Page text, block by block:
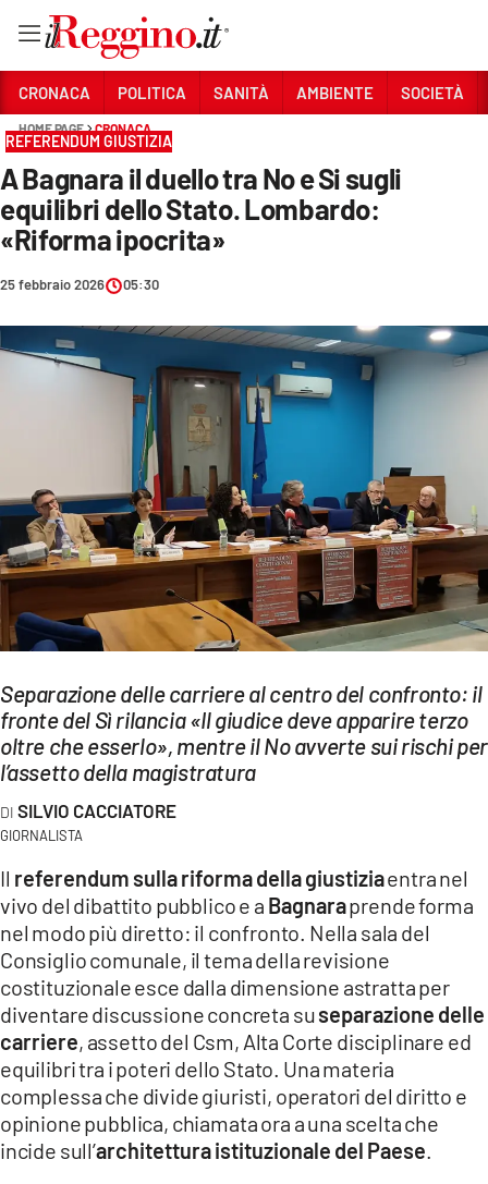
Sezioni
CRONACA
POLITICA
SANITÀ
AMBIENTE
SOCIETÀ
ECONOMIA E LAVORO
EVENTI
SPORT
Streaming
LAC NETWORK
LAC ONAIR
LaC
Network
LACPLAY.IT
LACTV.IT
LACONAIR.IT
LACITYMAG.IT
ILREGGINO.IT
COSENZACHANNEL.IT
ILVIBONESE.IT
CRONACA POLITICA SANITÀ AMBIENTE SOCIETÀ
HOME PAGE CRONACA
REFERENDUM GIUSTIZIA
A Bagnara il duello tra No e Si sugli
equilibri dello Stato. Lombardo:
«Riforma ipocrita»
25 febbraio 2026 05:30
Separazione delle carriere al centro del confronto: il
fronte del Sì rilancia «Il giudice deve apparire terzo
oltre che esserlo», mentre il No avverte sui rischi per
l’assetto della magistratura
SILVIO CACCIATORE
GIORNALISTA
Il referendum sulla riforma della giustiziaentra nel
vivo del dibattito pubblico e a Bagnaraprende forma
nel modo più diretto: il confronto. Nella sala del
Consiglio comunale, il tema della revisione
costituzionale esce dalla dimensione astratta per
diventare discussione concreta suseparazione delle
carriere, assetto del Csm, Alta Corte disciplinare ed
equilibri tra i poteri dello Stato. Una materia
complessa che divide giuristi, operatori del diritto e
opinione pubblica, chiamata ora a una scelta che
incide sull’architettura istituzionale del Paese